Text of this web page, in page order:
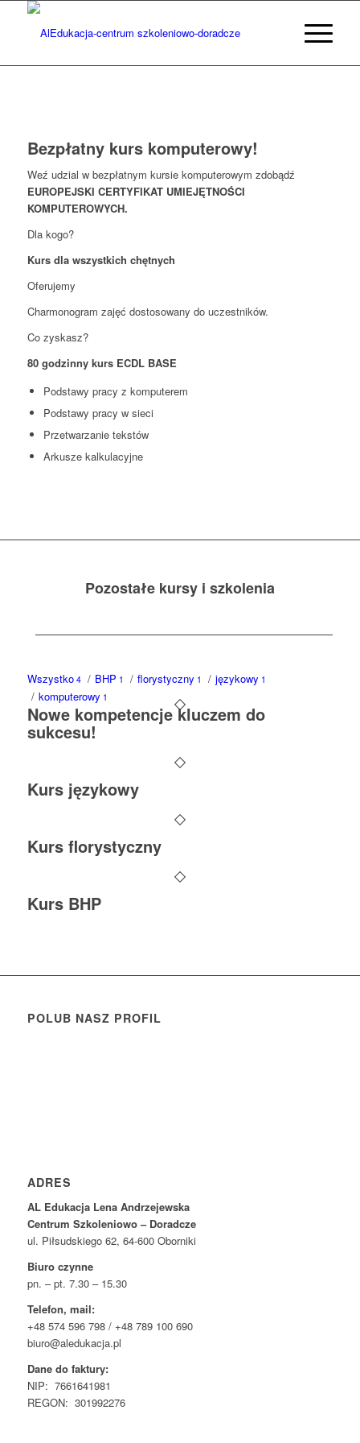
Bezpłatny kurs komputerowy!
Weź udzial w bezpłatnym kursie komputerowym zdobądź
EUROPEJSKI CERTYFIKAT UMIEJĘTNOŚCI
KOMPUTEROWYCH.
Dla kogo?
Kurs dla wszystkich chętnych
Oferujemy
Charmonogram zajęć dostosowany do uczestników.
Co zyskasz?
80 godzinny kurs ECDL BASE
Podstawy pracy z komputerem
Podstawy pracy w sieci
Przetwarzanie tekstów
Arkusze kalkulacyjne
Pozostałe kursy i szkolenia
Wszystko4 / BHP 1 / florystyczny 1 / językowy 1
/ komputerowy 1
Nowe kompetencje kluczem do
sukcesu!
Kurs językowy
Kurs florystyczny
Kurs BHP
POLUB NASZ PROFIL
ADRES
AL Edukacja Lena Andrzejewska
Centrum Szkoleniowo – Doradcze
ul. Piłsudskiego 62, 64-600 Oborniki
Biuro czynne
pn. – pt. 7.30 – 15.30
Telefon, mail:
+48 574 596 798 / +48 789 100 690
biuro@aledukacja.pl
Dane do faktury:
NIP: 7661641981
REGON: 301992276